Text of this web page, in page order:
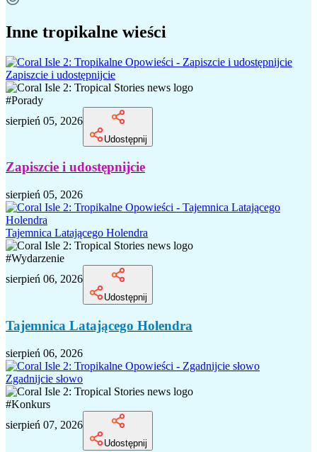
Inne tropikalne wieści
Zapiszcie i udostępnijcie
#Porady
sierpień 05, 2026
Udostępnij
Zapiszcie i udostępnijcie
sierpień 05, 2026
Tajemnica Latającego Holendra
#Wydarzenie
sierpień 06, 2026
Udostępnij
Tajemnica Latającego Holendra
sierpień 06, 2026
Zgadnijcie słowo
#Konkurs
sierpień 07, 2026
Udostępnij